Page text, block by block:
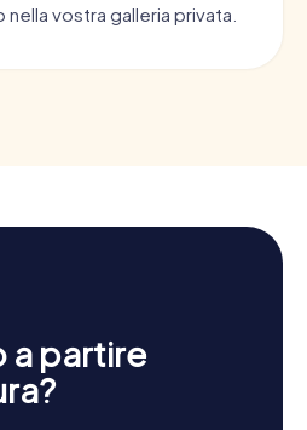
vostra galleria privata.
a partire